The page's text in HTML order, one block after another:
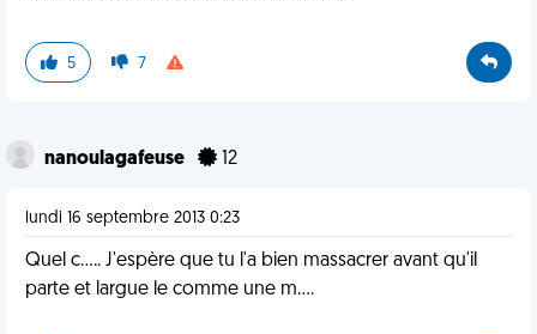
5 7
nanoulagafeuse 12
lundi 16 septembre 2013 0:23
Quel c..... J'espère que tu l'a bien massacrer avant qu'il
parte et largue le comme une m....